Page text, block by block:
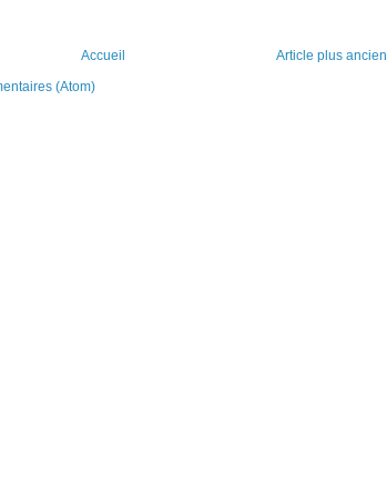
Article plus ancien
Accueil
(Atom)